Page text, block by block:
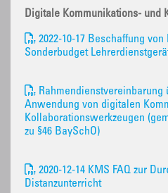
Digitale Kommunikations- und
2022-10-17 Beschaffung
Sonderbudget
Rahmendienstvereinbarung
Anwendung von digitalen
Kollaborationswerkzeugen
zu §46 BaySchO)
2020-12-14 KMS FAQ zur
Distanzunterricht